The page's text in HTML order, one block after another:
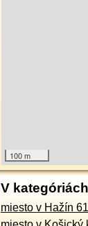
100 m
V kategóriách
miesto v Hažín